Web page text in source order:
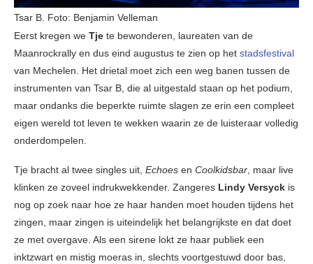
Tsar B. Foto: Benjamin Velleman
Eerst kregen we Tje te bewonderen, laureaten van de
Maanrockrally en dus eind augustus te zien op het stadsfestival
van Mechelen. Het drietal moet zich een weg banen tussen de
instrumenten van Tsar B, die al uitgestald staan op het podium,
maar ondanks die beperkte ruimte slagen ze erin een compleet
eigen wereld tot leven te wekken waarin ze de luisteraar volledig
onderdompelen.
Tje bracht al twee singles uit, Echoes en Coolkidsbar, maar live
klinken ze zoveel indrukwekkender. Zangeres Lindy Versyck is
nog op zoek naar hoe ze haar handen moet houden tijdens het
zingen, maar zingen is uiteindelijk het belangrijkste en dat doet
ze met overgave. Als een sirene lokt ze haar publiek een
inktzwart en mistig moeras in, slechts voortgestuwd door bas,